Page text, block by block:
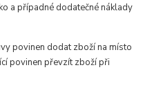
a případné dodatečné náklady
povinen dodat zboží na místo
povinen převzít zboží při